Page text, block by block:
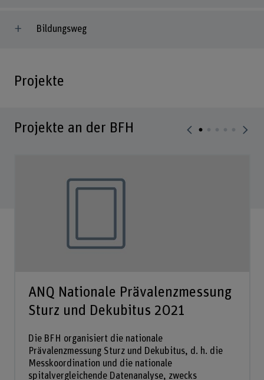
Bildungsweg
Projekte
Projekte an der BFH
ANQ Nationale Prävalenzmessung
Sturz und Dekubitus 2021
Die BFH organisiert die nationale
Prävalenzmessung Sturz und Dekubitus, d. h. die
Messkoordination und die nationale
spitalvergleichende Datenanalyse, zwecks